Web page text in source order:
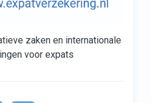
zaken en internationale
voor expats